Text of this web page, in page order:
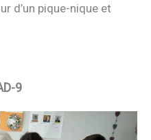
d’un pique-nique et
9